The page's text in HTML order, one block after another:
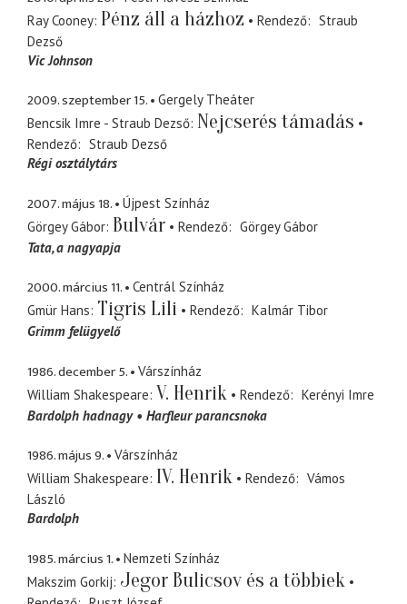
Ray Cooney Pénz áll a házhoz Rendező
Straub
Dezső
Vic Johnson
2009. szeptember 15.
Gergely Theáter
Bencsik Imre - Straub Dezső Nejcserés támadás
Rendező
Straub Dezső
Régi osztálytárs
2007. május 18.
Újpest Színház
Görgey Gábor Bulvár Rendező
Görgey Gábor
Tata a nagyapja
2000. március 11.
Centrál Színház
Gmür Hans Tigris Lili Rendező
Kalmár Tibor
Grimm felügyelő
1986. december 5.
Várszínház
William Shakespeare V. Henrik Rendező
Kerényi Imre
Bardolph hadnagy
Harfleur parancsnoka
1986. május 9.
Várszínház
William Shakespeare IV. Henrik Rendező
Vámos
László
Bardolph
1985. március 1.
Nemzeti Színház
Makszim Gorkij Jegor Bulicsov és a többiek